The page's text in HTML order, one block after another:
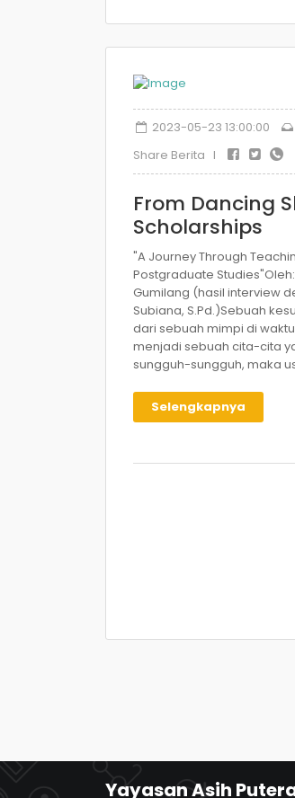
2023-05-23 13:00:00
Share Berita I
From Dancing
Scholarships
"A Journey Through
Postgraduate
Gumilang (hasil interview
Subiana, S.Pd.)Sebuah
dari sebuah mimpi di
menjadi sebuah cita-cita
sungguh-sungguh, maka
Selengkapnya
Yayasan Asih